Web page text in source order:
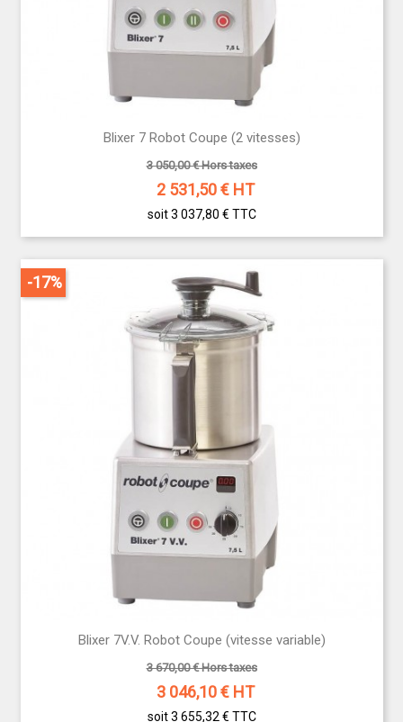
Blixer 7 Robot Coupe (2 vitesses)
3 050,00 € Hors taxes
2 531,50€ HT
soit 3 037,80 € TTC
Blixer 7V.V. Robot Coupe (vitesse variable)
3 670,00 € Hors taxes
3 046,10€ HT
soit 3 655,32 € TTC
-17%